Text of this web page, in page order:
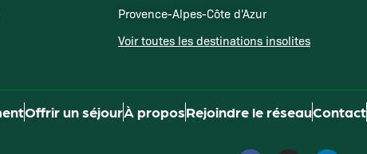
Provence-Alpes-Côte d'Azur
Voir toutes les destinations insolites
Offrir un séjourÀ proposRejoindre le réseauContact